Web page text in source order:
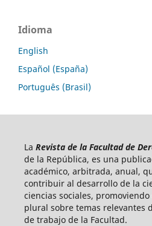
Idioma
English
Español (España)
Português (Brasil)
La Revista de la Facultad de
de la República, es una
académico, arbitrada, anual,
contribuir al desarrollo de la
ciencias sociales,
plural sobre temas relevantes
de trabajo de la Facultad.